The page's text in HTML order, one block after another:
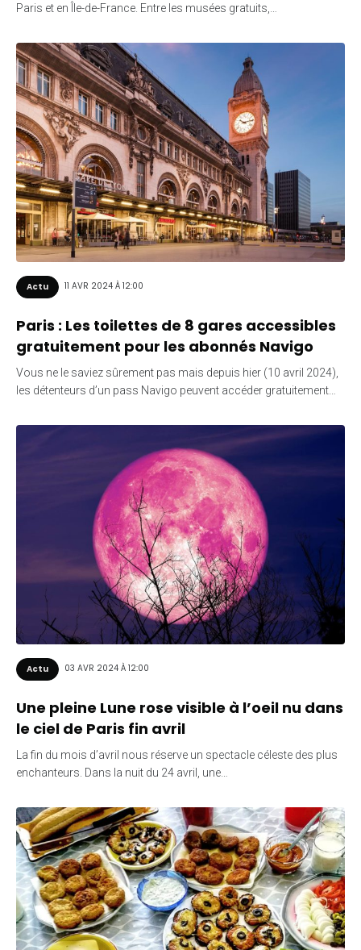
Paris et en Île-de-France. Entre les musées gratuits,…
Actu 11 AVR 2024 À 12:00
Paris : Les toilettes de 8 gares accessibles
gratuitement pour les abonnés Navigo
Vous ne le saviez sûrement pas mais depuis hier (10 avril 2024),
les détenteurs d’un pass Navigo peuvent accéder gratuitement…
Actu 03 AVR 2024 À 12:00
Une pleine Lune rose visible à l’oeil nu dans
le ciel de Paris fin avril
La fin du mois d’avril nous réserve un spectacle céleste des plus
enchanteurs. Dans la nuit du 24 avril, une…